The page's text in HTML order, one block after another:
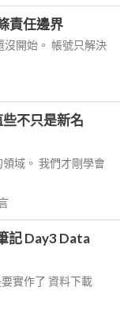
責任邊界
開始。 帳號只解決
不只是新名
域。 我們才剛學會
記 Day3 Data
實作了 資料下載